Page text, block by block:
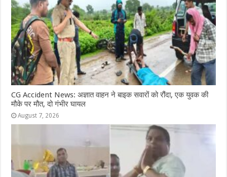
k r
CG Accident News: अज्ञात वाहन ने बाइक सवारों को रौंदा, एक युवक की
मौके पर मौत, दो गंभीर घायल
August 7, 2026